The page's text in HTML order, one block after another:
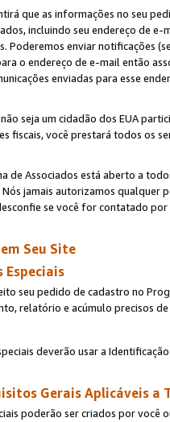
que as informações no seu
incluindo seu endereço de
Poderemos enviar notificações
o endereço de e-mail então
enviadas para esse
seja um cidadão dos EUA
fiscais, você prestará todos os
de Associados está aberto a
jamais autorizamos qualquer
se você for contatado por
Seu Site
Especiais
seu pedido de cadastro no
relatório e acúmulo precisos de
deverão usar a
Gerais Aplicáveis a
poderão ser criados por você